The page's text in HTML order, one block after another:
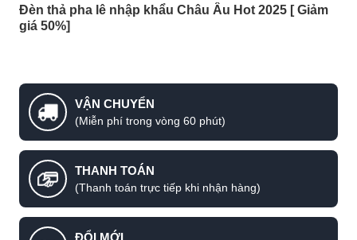
Đèn thả pha lê nhập khẩu Châu Âu Hot 2025 [ Giảm
giá 50%]
VẬN CHUYỂN
(Miễn phí trong vòng 60 phút)
THANH TOÁN
(Thanh toán trực tiếp khi nhận hàng)